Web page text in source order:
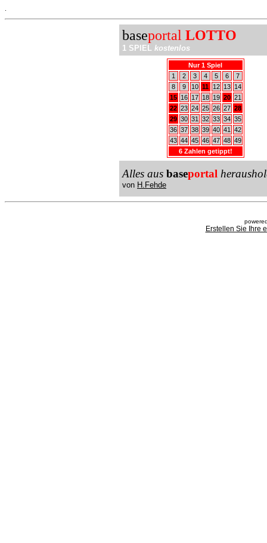
baseportal LOTTO
1 SPIEL kostenlos
Nur 1 Spiel
1
2 3 4 5 6
7
8
9 10 11 12 13
14
15
16 17 18 19 20 21
22 23 24 25 26 27 28
29 30 31 32 33 34 35
36 37 38 39 40 41
42
43 44 45 46 47 48 49
6 Zahlen getippt!
Alles aus baseportal
von H.Fehde
Erstellen Sie Ihre